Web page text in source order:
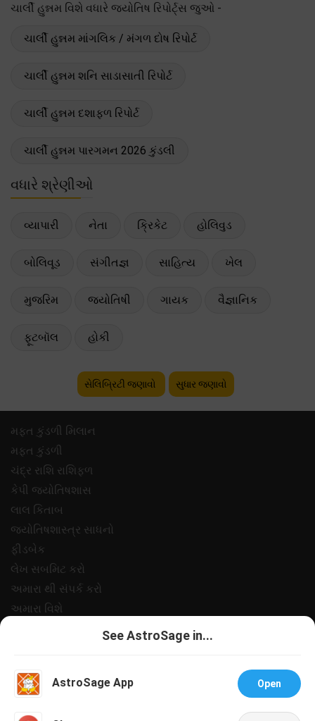
ચાર્લી હુન્નમ વિશે વધારે જ્યોતિષ રિપોર્ટ્સ જુઓ -
ચાર્લી હુન્નમ માંગલિક / મંગળ દોષ રિપોર્ટ
ચાર્લી હુન્નમ શનિ સાડાસાતી રિપોર્ટ
ચાર્લી હુન્નમ દશાફળ રિપોર્ટ
ચાર્લી હુન્નમ પારગમન 2026 કુંડલી
વધારે શ્રેણીઓ
વ્યાપારી નેતા ક્રિકેટ હોલિવુડ
બોલિવૂડ સંગીતજ્ઞ સાહિત્ય ખેલ
મુજરિમ જ્યોતિષી ગાયક વૈજ્ઞાનિક
ફૂટબૉલ હોકી
સેલિબ્રિટી જણાવો સુધાર જણાવો
મફ્ત કુંડળી મિલાન
મફ્ત કુંડળી
ચંદ્ર રાશિ રાશિફળ
કેપી જ્યોતિષશાસ
લાલ કિતાબ
જ્યોતિષશાસ્ત્ર સાધનો
ફીડબેક
લેખ સબમિટ કરો
અમારા થી સંપર્ક કરો
અમારા વિશે
સપોર
See AstroSage in...
AstroSage App Open